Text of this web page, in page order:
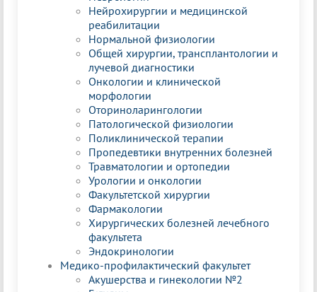
Нейрохирургии и медицинской
реабилитации
Нормальной физиологии
Общей хирургии, трансплантологии и
лучевой диагностики
Онкологии и клинической
морфологии
Оториноларингологии
Патологической физиологии
Поликлинической терапии
Пропедевтики внутренних болезней
Травматологии и ортопедии
Урологии и онкологии
Факультетской хирургии
Фармакологии
Хирургических болезней лечебного
факультета
Эндокринологии
Медико-профилактический факультет
Акушерства и гинекологии №2